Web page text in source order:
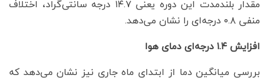
مقدار بلندمدت این دوره یعنی ۱۴.۷ درجه سانتی‌گراد، اختلاف
منفی ۰.۸ درجه‌ای را نشان می‌دهد.
افزایش ۱.۴ درجه‌ای دمای هوا
بررسی میانگین دما از ابتدای ماه جاری نیز نشان می‌دهد که